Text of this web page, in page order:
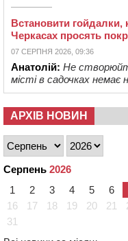
Встановити гойдалки,
Черкасах просять
07 СЕРПНЯ 2026, 09:36
Анатолій: Не
місті в садочках немає
АРХІВ НОВИН
Серпень 2026
1
2 3 4 5 6
16
17 18 19 20 21
31